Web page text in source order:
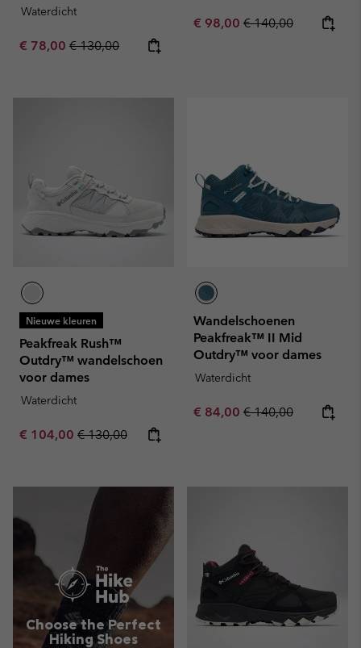
Waterdicht
Sale price:
€ 78,00 Regular price:
€ 130,00
Sale price:
€ 98,00 Regular price:
€ 140,00
Nieuwe kleuren
Peakfreak Rush™
Outdry™ wandelschoen
voor dames
Waterdicht
Sale price:
€ 104,00 Regular price:
€ 130,00
Wandelschoenen
Peakfreak™ II Mid
Outdry™ voor dames
Waterdicht
Sale price:
€ 84,00 Regular price:
€ 140,00
Choose the Perfect
Hiking Shoes